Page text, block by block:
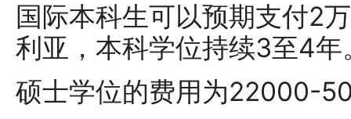
国际本科生可以预期支付2
利亚，本科学位持续3至4年
硕士学位的费用为22000-